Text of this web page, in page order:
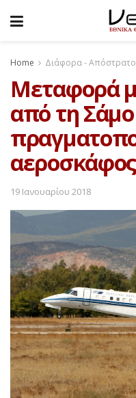
Home Διάφορα -
Μεταφορά
από τη Σάμο
19 Ιανουαρίου 2018